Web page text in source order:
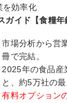
を効率化
イド【食糧年
市場分析から営
冊で完結。
2025年の食品産
と、約5万社の最
有料オプション